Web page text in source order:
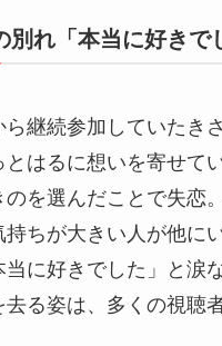
別れ「本当に好きで
継続参加していたき
はるに想いを寄せて
のを選んだことで失恋
持ちが大きい人が他に
当に好きでした」と涙
去る姿は、多くの視聴